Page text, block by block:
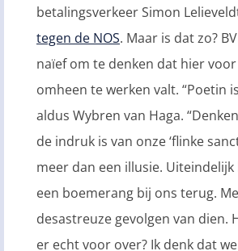
betalingsverkeer Simon
tegen de NOS. Maar is dat zo?
naïef om te denken dat hier
omheen te werken valt. “Poetin
aldus Wybren van Haga.
de indruk is van onze ‘flinke
meer dan een illusie.
een boemerang bij ons terug.
desastreuze gevolgen van dien.
er echt voor over? Ik denk dat